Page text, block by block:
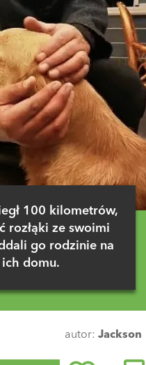
100 kilometrów,
rozłąki ze swoimi
go rodzinie na
domu.
autor: Jackson